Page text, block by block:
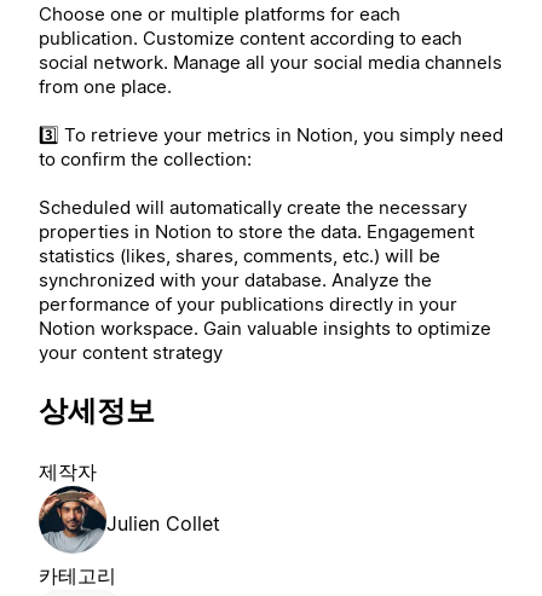
Choose one or multiple platforms for each
publication. Customize content according to each
social network. Manage all your social media channels
from one place.
3️⃣ To retrieve your metrics in Notion, you simply need
to confirm the collection:
Scheduled will automatically create the necessary
properties in Notion to store the data. Engagement
statistics (likes, shares, comments, etc.) will be
synchronized with your database. Analyze the
performance of your publications directly in your
Notion workspace. Gain valuable insights to optimize
your content strategy
상세정보
제작자
Julien Collet
카테고리